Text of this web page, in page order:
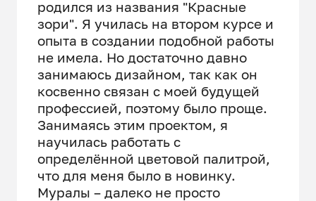
родился из названия "Красные
зори". Я училась на втором курсе и
опыта в создании подобной работы
не имела. Но достаточно давно
занимаюсь дизайном, так как он
косвенно связан с моей будущей
профессией, поэтому было проще.
Занимаясь этим проектом, я
научилась работать с
определённой цветовой палитрой,
что для меня было в новинку.
Муралы – далеко не просто